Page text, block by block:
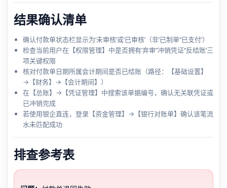
结果确认清单
确认付款单状态栏显示为‘未审核’或‘已审核’（非‘已制单’‘已支付’）
检查当前用户在【权限管理】中是否拥有‘弃审’‘冲销凭证’‘反结账’三
项关键权限
核对付款单日期所属会计期间是否已结账（路径：【基础设置】
→【财务】→【会计期间】）
在【总账】→【凭证管理】中搜索该单据编号，确认无关联凭证或
已冲销完成
若使用银企直连，登录【资金管理】→【银行对账单】确认该笔流
水未匹配成功
排查参考表